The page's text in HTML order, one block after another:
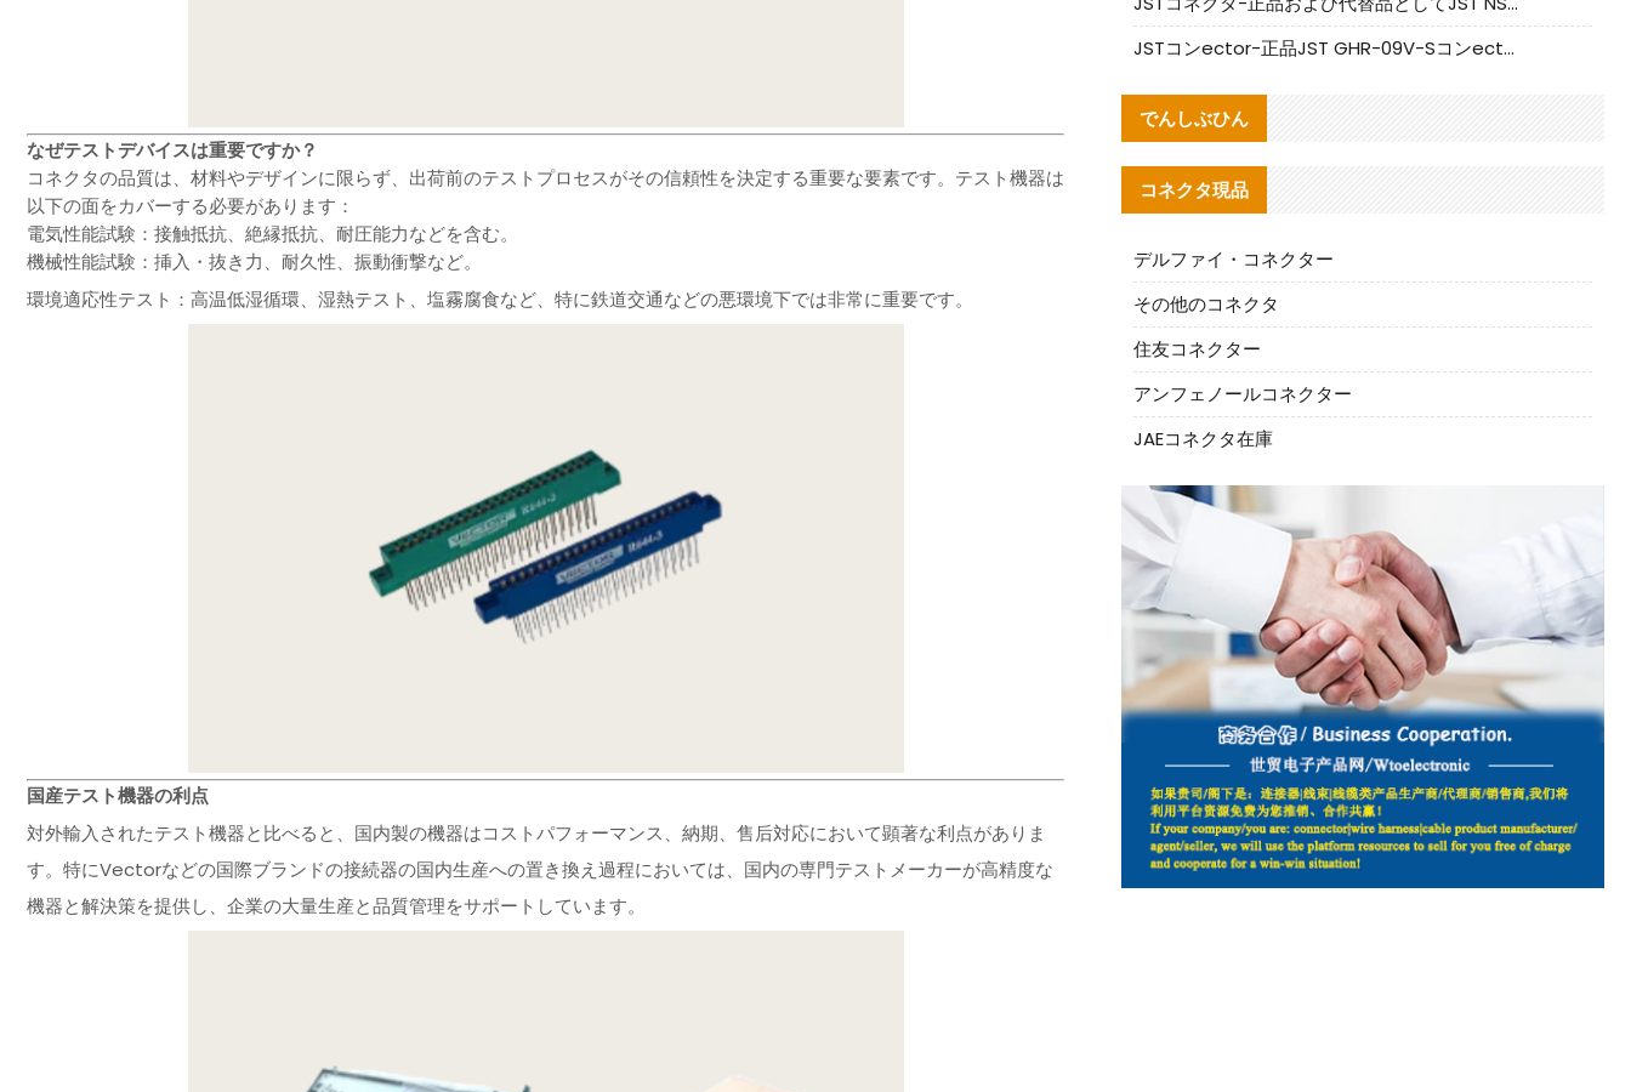
なぜテストデバイスは重要ですか？
コネクタの品質は、材料やデザインに限らず、出荷前のテストプロセスがその信頼性を決定する重要な要素です。テスト機器は
以下の面をカバーする必要があります：
電気性能試験：接触抵抗、絶縁抵抗、耐圧能力などを含む。
機械性能試験：挿入・抜き力、耐久性、振動衝撃など。
環境適応性テスト：高温低湿循環、湿熱テスト、塩霧腐食など、特に鉄道交通などの悪環境下では非常に重要です。
国産テスト機器の利点
対外輸入されたテスト機器と比べると、国内製の機器はコストパフォーマンス、納期、售后対応において顕著な利点がありま
す。特にVectorなどの国際ブランドの接続器の国内生産への置き換え過程においては、国内の専門テストメーカーが高精度な
機器と解決策を提供し、企業の大量生産と品質管理をサポートしています。
JSTコンector-正品JST GHR-09V-Sコンector|代替品提供
でんしぶひん
コネクタ現品
デルファイ・コネクター
その他のコネクタ
住友コネクター
アンフェノールコネクター
JAEコネクタ在庫